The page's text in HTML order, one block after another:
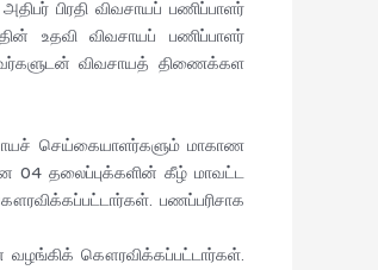
பிரதி விவசாயப் பணிப்பாளர்
உதவி விவசாயப் பணிப்பாளர்
விவசாயத் திணைக்கள
செய்கையாளர்களும் மாகாண
04 தலைப்புக்களின் கீழ் மாவட்ட
பணப்பரிசாக
வழங்கிக் கௌரவிக்கப்பட்டார்கள்.